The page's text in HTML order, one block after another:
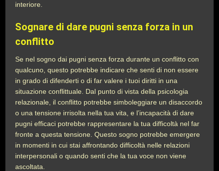
interiore.
Sognare di dare pugni senza forza in un
conflitto
Se nel sogno dai pugni senza forza durante un conflitto con
qualcuno, questo potrebbe indicare che senti di non essere
in grado di difenderti o di far valere i tuoi diritti in una
situazione conflittuale. Dal punto di vista della psicologia
relazionale, il conflitto potrebbe simboleggiare un disaccordo
o una tensione irrisolta nella tua vita, e l’incapacità di dare
pugni efficaci potrebbe rappresentare la tua difficoltà nel far
fronte a questa tensione. Questo sogno potrebbe emergere
in momenti in cui stai affrontando difficoltà nelle relazioni
interpersonali o quando senti che la tua voce non viene
ascoltata.